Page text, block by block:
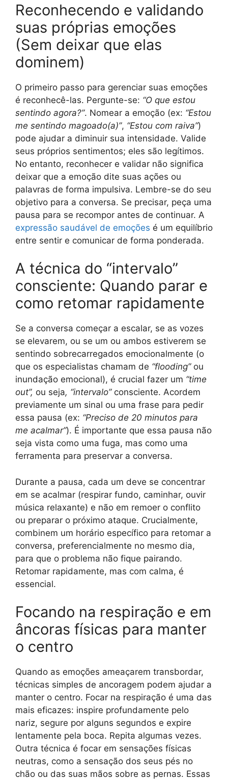
Reconhecendo e validando
suas próprias emoções
(Sem deixar que elas
dominem)
O primeiro passo para gerenciar suas emoções
é reconhecê-las. Pergunte-se: “O que estou
sentindo agora?”. Nomear a emoção (ex: “Estou
me sentindo magoado(a)”, “Estou com raiva”)
pode ajudar a diminuir sua intensidade. Valide
seus próprios sentimentos; eles são legítimos.
No entanto, reconhecer e validar não significa
deixar que a emoção dite suas ações ou
palavras de forma impulsiva. Lembre-se do seu
objetivo para a conversa. Se precisar, peça uma
pausa para se recompor antes de continuar. A
expressão saudável de emoções é um equilíbrio
entre sentir e comunicar de forma ponderada.
A técnica do “intervalo”
consciente: Quando parar e
como retomar rapidamente
Se a conversa começar a escalar, se as vozes
se elevarem, ou se um ou ambos estiverem se
sentindo sobrecarregados emocionalmente (o
que os especialistas chamam de “flooding” ou
inundação emocional), é crucial fazer um “time
out”, ou seja, “intervalo”consciente. Acordem
previamente um sinal ou uma frase para pedir
essa pausa (ex: “Preciso de 20 minutos para
me acalmar”). É importante que essa pausa não
seja vista como uma fuga, mas como uma
ferramenta para preservar a conversa.
Durante a pausa, cada um deve se concentrar
em se acalmar (respirar fundo, caminhar, ouvir
música relaxante) e não em remoer o conflito
ou preparar o próximo ataque. Crucialmente,
combinem um horário específico para retomar a
conversa, preferencialmente no mesmo dia,
para que o problema não fique pairando.
Retomar rapidamente, mas com calma, é
essencial.
Focando na respiração e em
âncoras físicas para manter
o centro
Quando as emoções ameaçarem transbordar,
técnicas simples de ancoragem podem ajudar a
manter o centro. Focar na respiração é uma das
mais eficazes: inspire profundamente pelo
nariz, segure por alguns segundos e expire
lentamente pela boca. Repita algumas vezes.
Outra técnica é focar em sensações físicas
neutras, como a sensação dos seus pés no
chão ou das suas mãos sobre as pernas. Essas